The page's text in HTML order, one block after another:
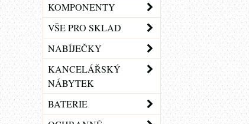
KOMPONENTY
VŠE PRO SKLAD
NABÍJEČKY
KANCELÁŘSKÝ
NÁBYTEK
BATERIE